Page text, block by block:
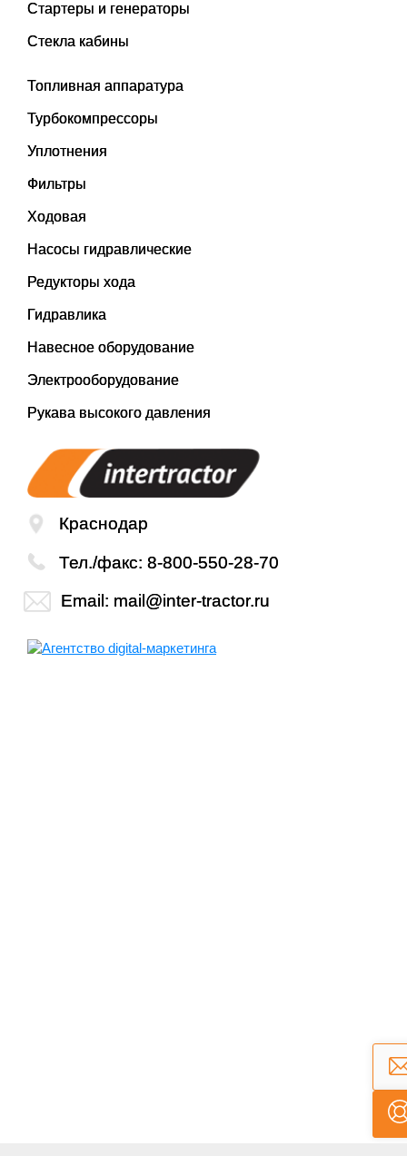
Стартеры и генераторы
Стекла кабины
Топливная аппаратура
Турбокомпрессоры
Уплотнения
Фильтры
Ходовая
Насосы гидравлические
Редукторы хода
Гидравлика
Навесное оборудование
Электрооборудование
Рукава высокого давления
Краснодар
Тел./факс: 8-800-550-28-70
Email: mail@inter-tractor.ru